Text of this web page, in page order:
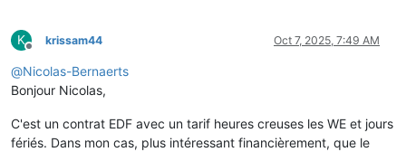
K
Offline
krissam44 Oct 7, 2025, 7:49 AM
@Nicolas-Bernaerts
Bonjour Nicolas,
C'est un contrat EDF avec un tarif heures creuses les WE et jours
fériés. Dans mon cas, plus intéressant financièrement, que le